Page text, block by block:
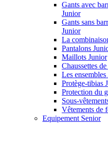
Gants avec
Junior
Gants sans
Junior
La
Pantalons
Maillots Junior
Chaussettes
Les
Protège-tibias
Protection du
Sous-
Vêtements de
Equipement Senior